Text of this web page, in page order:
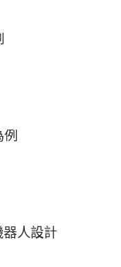
例
人設計